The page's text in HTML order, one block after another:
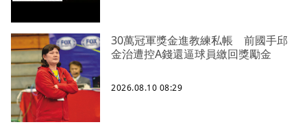
30萬冠軍獎金進教練私帳 前國手邱
金治遭控A錢還逼球員繳回獎勵金
2026.08.10 08:29